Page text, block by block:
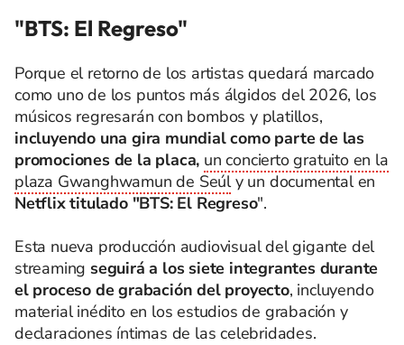
"BTS: El Regreso"
Porque el retorno de los artistas quedará marcado
como uno de los puntos más álgidos del 2026, los
músicos regresarán con bombos y platillos,
incluyendo una gira mundial como parte de las
promociones de la placa, un concierto gratuito en la
plaza Gwanghwamun de Seúly un documental en
Netflix titulado "BTS: El Regreso".
Esta nueva producción audiovisual del gigante del
streaming seguirá a los siete integrantes durante
el proceso de grabación del proyecto, incluyendo
material inédito en los estudios de grabación y
declaraciones íntimas de las celebridades.